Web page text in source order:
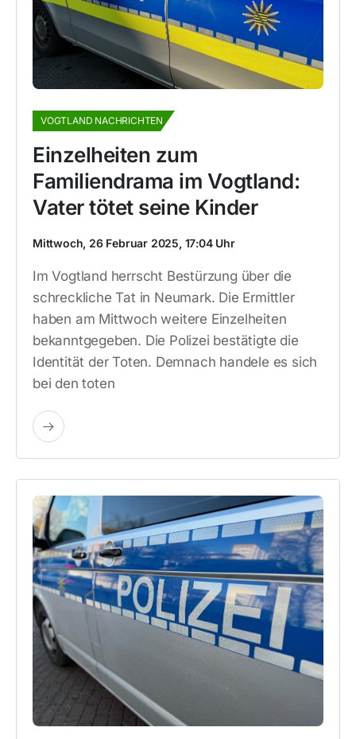
VOGTLAND NACHRICHTEN
Einzelheiten zum
Familiendrama im Vogtland:
Vater tötet seine Kinder
Mittwoch, 26 Februar 2025, 17:04 Uhr
Im Vogtland herrscht Bestürzung über die
schreckliche Tat in Neumark. Die Ermittler
haben am Mittwoch weitere Einzelheiten
bekanntgegeben. Die Polizei bestätigte die
Identität der Toten. Demnach handele es sich
bei den toten